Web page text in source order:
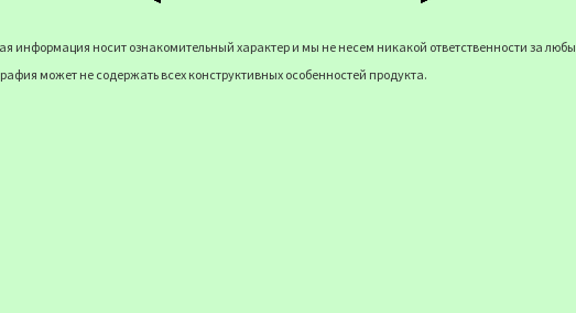
информация носит ознакомительный характер и мы не несем никакой ответственности за
может не содержать всех конструктивных особенностей продукта.